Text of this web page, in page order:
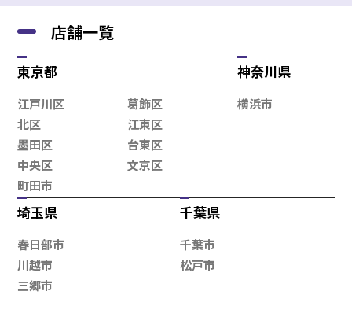
店舗一覧
東京都
江戸川区
葛飾区
北区
江東区
墨田区
台東区
中央区
文京区
町田市
神奈川県
横浜市
埼玉県
春日部市
川越市
三郷市
千葉県
千葉市
松戸市